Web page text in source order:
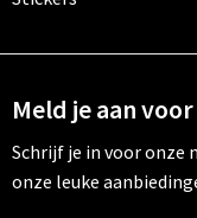
Meld je aan
Schrijf je in voor onze
onze leuke